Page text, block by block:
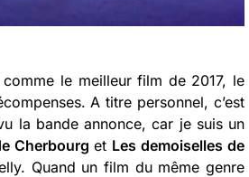
le meilleur film de 2017, le
A titre personnel, c’est
la bande annonce, car je suis un
Cherbourg et Les demoiselles de
Quand un film du même genre